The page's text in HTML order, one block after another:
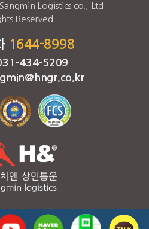
Logistics co., Ltd.
Reserved.
1644-8998
434-5209